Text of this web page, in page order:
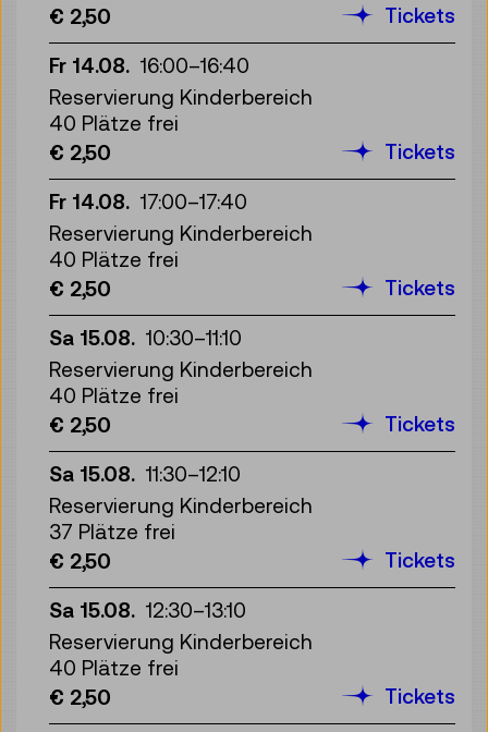
€ 2,50
Tickets
Fr 14.08. 16:00–16:40
Reservierung Kinderbereich
40 Plätze frei
€ 2,50
Tickets
Fr 14.08. 17:00–17:40
Reservierung Kinderbereich
40 Plätze frei
€ 2,50
Tickets
Sa 15.08. 10:30–11:10
Reservierung Kinderbereich
40 Plätze frei
€ 2,50
Tickets
Sa 15.08. 11:30–12:10
Reservierung Kinderbereich
37 Plätze frei
€ 2,50
Tickets
Sa 15.08. 12:30–13:10
Reservierung Kinderbereich
40 Plätze frei
€ 2,50
Tickets